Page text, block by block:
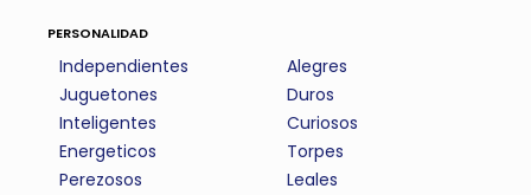
personalidad
Independientes
Juguetones
Inteligentes
Energeticos
Perezosos
Alegres
Duros
Curiosos
Torpes
Leales